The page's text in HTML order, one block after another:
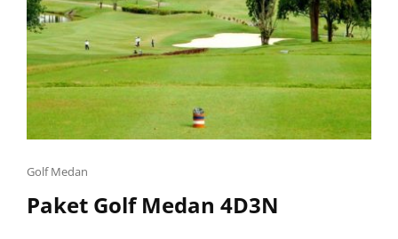
Golf Medan
Paket Golf Medan 4D3N